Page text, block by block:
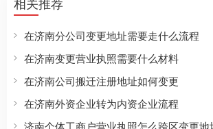
在济南分公司变更地址需要走什么流程
在济南变更营业执照需要什么材料
在济南公司搬迁注册地址如何变更
在济南外资企业转为内资企业流程
济南个体工商户营业执照怎么跨区变更地